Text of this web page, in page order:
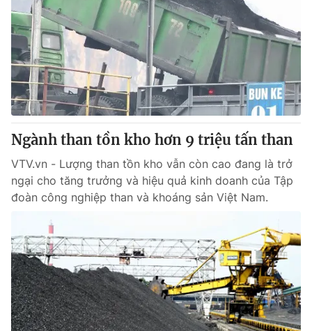
Giải sao mai
Sao
Làm đẹp
Chất lượng cuộc sống
Tuyển sinh
Học trực tuyến
Công nghệ
Hitech Công nghệ tương lai
Sản phẩm
Thị trường
Giao lưu trực tuyến
Lịch phát sóng
Chuyên mục khác
Emagazine Podcast
Photo Infographic
Video Shorts video
VTV Money VTV Thể thao
Ngành than tồn kho hơn 9 triệu tấn than
VTV.vn - Lượng than tồn kho vẫn còn cao đang là trở
ngại cho tăng trưởng và hiệu quả kinh doanh của Tập
đoàn công nghiệp than và khoáng sản Việt Nam.